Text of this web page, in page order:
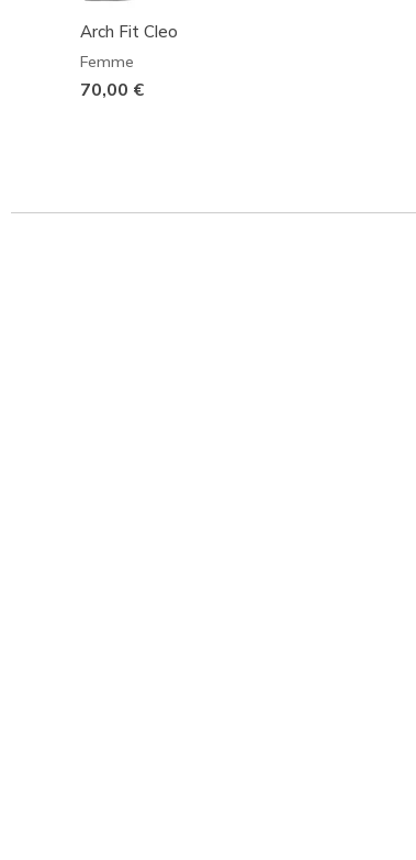
Arch Fit Cleo
Femme
70,00 €